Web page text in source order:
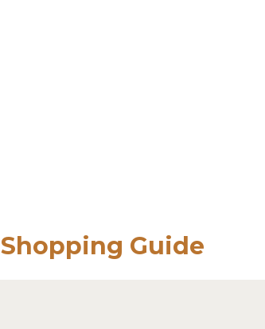
Shopping Guide